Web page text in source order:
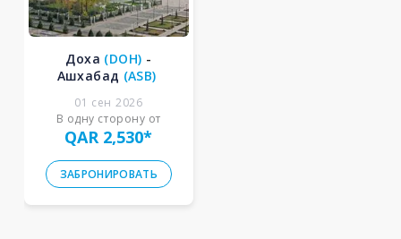
Доха (DOH) -
Ашхабад (ASB)
01 сен 2026
В одну сторону от
QAR 2,530*
ЗАБРОНИРОВАТЬ